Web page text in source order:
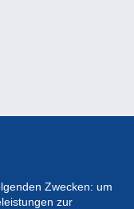
Zwecken: um
zur